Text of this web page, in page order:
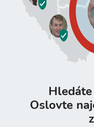
Hledáte
Oslovte